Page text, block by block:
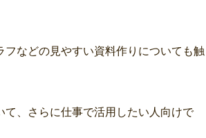
などの見やすい資料作りについても触
て、さらに仕事で活用したい人向けで